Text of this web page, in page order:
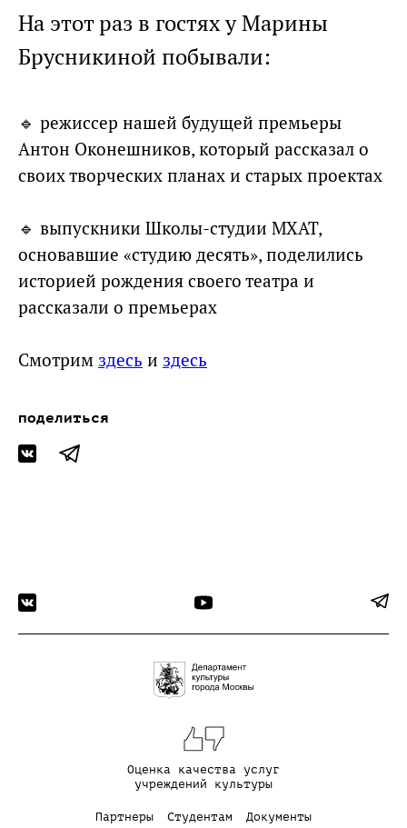
На этот раз в гостях у Марины
Брусникиной побывали:
🔹 режиссер нашей будущей премьеры
Антон Оконешников, который рассказал о
своих творческих планах и старых проектах
🔹 выпускники Школы-студии МХАТ,
основавшие «студию десять», поделились
историей рождения своего театра и
рассказали о премьерах
Смотрим здесь и здесь
поделиться
Оценка качества услуг
учреждений культуры
Партнеры Студентам Документы